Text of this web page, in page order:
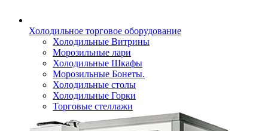
Холодильное торговое оборудование
Холодильные Витрины
Морозильные лари
Холодильные Шкафы
Морозильные Бонеты.
Холодильные столы
Холодильные Горки
Торговые стеллажи